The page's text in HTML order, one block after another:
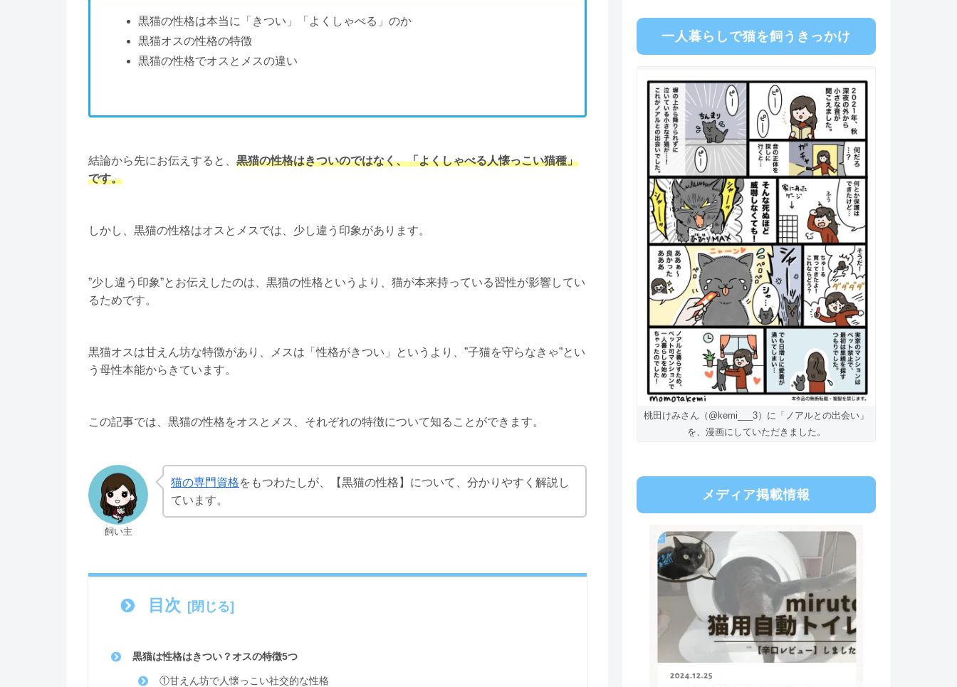
黒猫の性格は本当に「きつい」「よくしゃべる」のか
黒猫オスの性格の特徴
黒猫の性格でオスとメスの違い
結論から先にお伝えすると、 黒猫の性格はきついのではなく、「よくしゃべる人懐っこい猫種」
です。
しかし、黒猫の性格はオスとメスでは、少し違う印象があります。
”少し違う印象”とお伝えしたのは、黒猫の性格というより、猫が本来持っている習性が影響してい
るためです。
黒猫オスは甘えん坊な特徴があり、メスは「性格がきつい」というより、”子猫を守らなきゃ”とい
う母性本能からきています。
この記事では、黒猫の性格をオスとメス、それぞれの特徴について知ることができます。
飼い主
猫の専門資格をもつわたしが、【黒猫の性格】について、分かりやすく解説し
ています。
目次
黒猫は性格はきつい？オスの特徴5つ
①甘えん坊で人懐っこい社交的な性格
一人暮らしで猫を飼うきっかけ
桃田けみさん（@kemi___3）に「ノアルとの出会い」
を、漫画にしていただきました。
メディア掲載情報